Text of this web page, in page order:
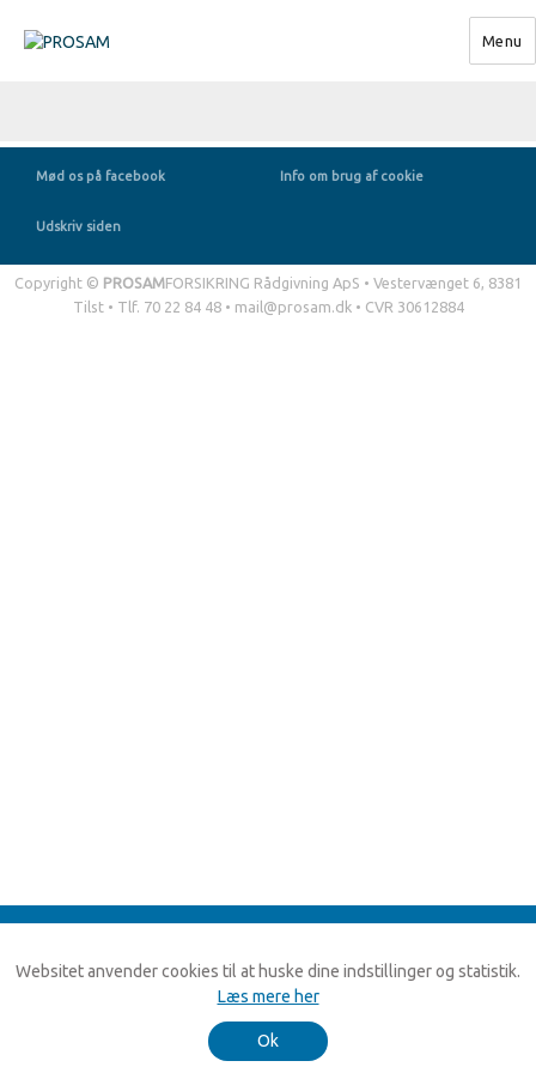
Menu
Mød os på facebook Info om brug af cookie
Udskriv siden
Copyright © PROSAMFORSIKRING Rådgivning ApS • Vestervænget 6, 8381
Tilst • Tlf. 70 22 84 48 • mail@prosam.dk• CVR 30612884
Websitet anvender cookies til at huske dine indstillinger og statistik.
Læs mere her
Ok